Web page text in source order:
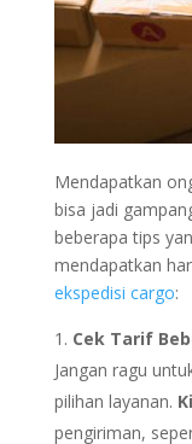
Mendapatkan
bisa jadi
beberapa tips
mendapatkan
ekspedisi cargo:
Cek Tarif
Jangan ragu
pilihan layanan.
pengiriman,